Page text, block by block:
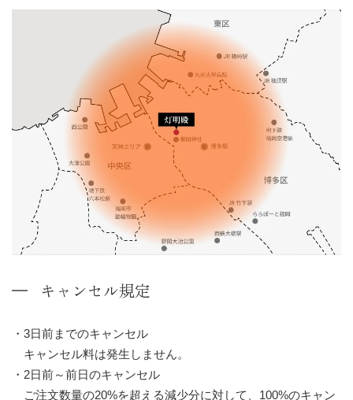
キャンセル規定
3日前までのキャンセル
キャンセル料は発生しません。
2日前～前日のキャンセル
ご注文数量の20%を超える減少分に対して、100%のキャン